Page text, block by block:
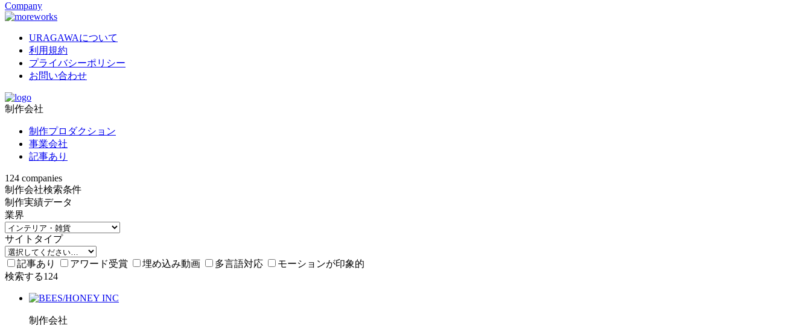
Company
URAGAWAについて
利用規約
プライバシーポリシー
お問い合わせ
制作会社
制作プロダクション
事業会社
記事あり
124 companies
制作会社検索条件
制作実績データ
業界
サイトタイプ
記事あり アワード受賞 埋め込み動画 多言語対応
モーションが印象的
検索する124
制作会社